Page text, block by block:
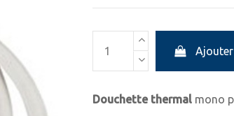
Douchette thermal mono